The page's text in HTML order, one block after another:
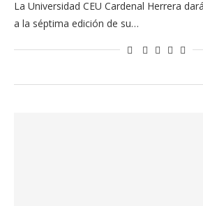
La Universidad CEU Cardenal Herrera
a la séptima edición de su…